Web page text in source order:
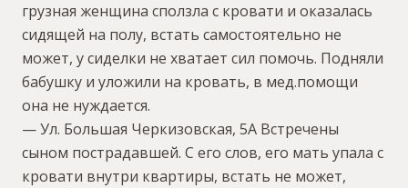
грузная женщина сползла с кровати и оказалась
сидящей на полу, встать самостоятельно не
может, у сиделки не хватает сил помочь. Подняли
бабушку и уложили на кровать, в мед.помощи
она не нуждается.
— Ул. Большая Черкизовская, 5А Встречены
сыном пострадавшей. С его слов, его мать упала с
кровати внутри квартиры, встать не может,